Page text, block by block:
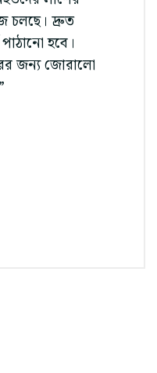
চলছে। দ্রুত
হবে।
জন্য জোরালো